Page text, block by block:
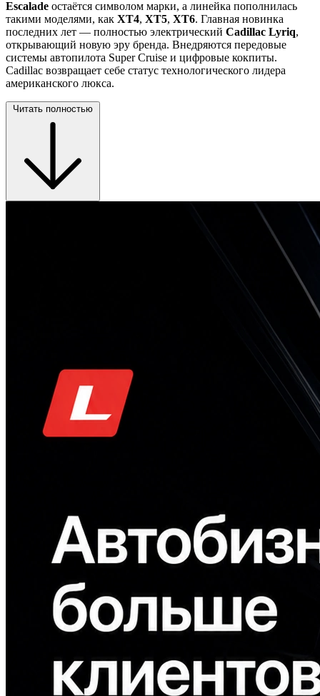
Escalade остаётся символом марки, а линейка пополнилась
такими моделями, как XT4, XT5, XT6. Главная новинка
последних лет — полностью электрический Cadillac Lyriq,
открывающий новую эру бренда. Внедряются передовые
системы автопилота Super Cruise и цифровые кокпиты.
Cadillac возвращает себе статус технологического лидера
американского люкса.
Читать полностью